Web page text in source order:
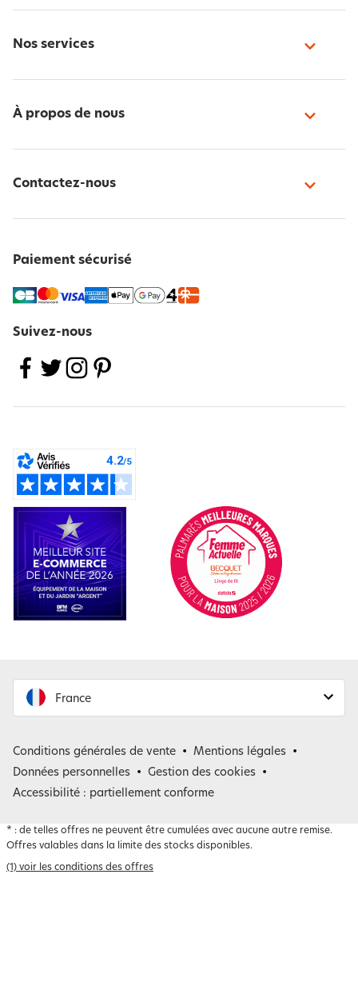
Nos services
À propos de nous
Contactez-nous
Paiement sécurisé
Suivez-nous
France
Belgique
Conditions générales de vente
Mentions légales
Données personnelles
Gestion des cookies
Accessibilité : partiellement conforme
* : de telles offres ne peuvent être cumulées avec aucune autre remise.
Offres valables dans la limite des stocks disponibles.
(1) voir les conditions des offres